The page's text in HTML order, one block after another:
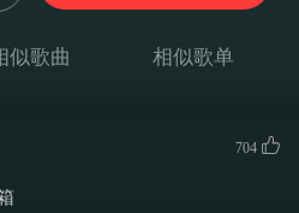
脑里塞满了
吗 这样的问句
い、無理に笑い
似歌曲 相似歌单
704